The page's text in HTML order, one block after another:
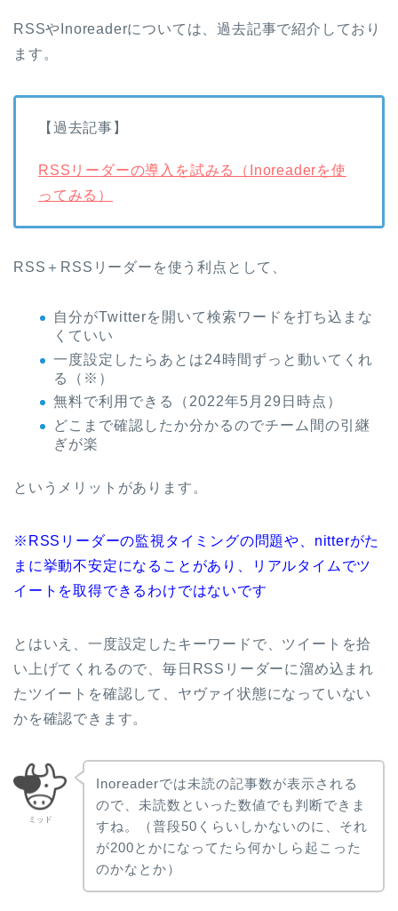
RSSやInoreaderについては、過去記事で紹介しており
ます。
【過去記事】
RSSリーダーの導入を試みる（Inoreaderを使
ってみる）
RSS＋RSSリーダーを使う利点として、
自分がTwitterを開いて検索ワードを打ち込まな
くていい
一度設定したらあとは24時間ずっと動いてくれ
る（※）
無料で利用できる（2022年5月29日時点）
どこまで確認したか分かるのでチーム間の引継
ぎが楽
というメリットがあります。
※RSSリーダーの監視タイミングの問題や、nitterがた
まに挙動不安定になることがあり、リアルタイムでツ
イートを取得できるわけではないです
とはいえ、一度設定したキーワードで、ツイートを拾
い上げてくれるので、毎日RSSリーダーに溜め込まれ
たツイートを確認して、ヤヴァイ状態になっていない
かを確認できます。
ミッド
Inoreaderでは未読の記事数が表示される
ので、未読数といった数値でも判断できま
すね。（普段50くらいしかないのに、それ
が200とかになってたら何かしら起こった
のかなとか）